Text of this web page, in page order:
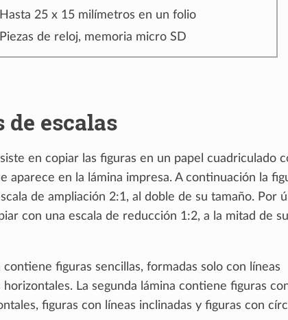
Hasta 25 x 15 milímetros en un folio
Piezas de reloj, memoria micro SD
de escalas
en copiar las figuras en un papel cuadriculado
aparece en la lámina impresa. A continuación la
de ampliación 2:1, al doble de su tamaño. Por
con una escala de reducción 1:2, a la mitad de su
contiene figuras sencillas, formadas solo con líneas
La segunda lámina contiene figuras
figuras con líneas inclinadas y figuras con